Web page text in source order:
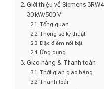
Giới thiệu về Siemens
30 kW/500 V
Tổng quan
Thông số kỹ thuật
Đặc điểm nổi bật
Ứng dụng
Giao hàng & Thanh toán
Thời gian giao hàng
Thanh toán